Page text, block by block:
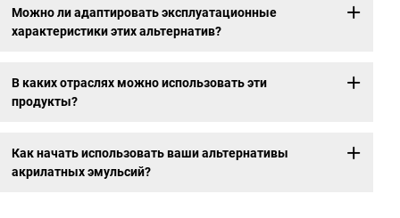
Можно ли адаптировать эксплуатационные
характеристики этих альтернатив?
В каких отраслях можно использовать эти
продукты?
Как начать использовать ваши альтернативы
акрилатных эмульсий?